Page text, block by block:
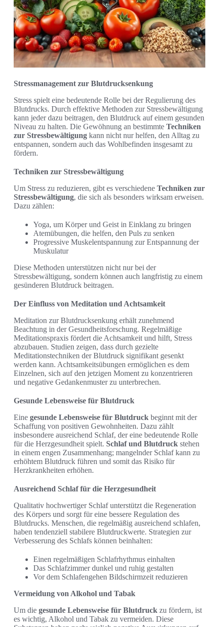
Stressmanagement zur Blutdrucksenkung
Stress spielt eine bedeutende Rolle bei der Regulierung des
Blutdrucks. Durch effektive Methoden zur Stressbewältigung
kann jeder dazu beitragen, den Blutdruck auf einem gesunden
Niveau zu halten. Die Gewöhnung an bestimmte Techniken
zur Stressbewältigung kann nicht nur helfen, den Alltag zu
entspannen, sondern auch das Wohlbefinden insgesamt zu
fördern.
Techniken zur Stressbewältigung
Um Stress zu reduzieren, gibt es verschiedene Techniken zur
Stressbewältigung, die sich als besonders wirksam erweisen.
Dazu zählen:
Yoga, um Körper und Geist in Einklang zu bringen
Atemübungen, die helfen, den Puls zu senken
Progressive Muskelentspannung zur Entspannung der
Muskulatur
Diese Methoden unterstützen nicht nur bei der
Stressbewältigung, sondern können auch langfristig zu einem
gesünderen Blutdruck beitragen.
Der Einfluss von Meditation und Achtsamkeit
Meditation zur Blutdrucksenkung erhält zunehmend
Beachtung in der Gesundheitsforschung. Regelmäßige
Meditationspraxis fördert die Achtsamkeit und hilft, Stress
abzubauen. Studien zeigen, dass durch gezielte
Meditationstechniken der Blutdruck signifikant gesenkt
werden kann. Achtsamkeitsübungen ermöglichen es dem
Einzelnen, sich auf den jetzigen Moment zu konzentrieren
und negative Gedankenmuster zu unterbrechen.
Gesunde Lebensweise für Blutdruck
Eine gesunde Lebensweise für Blutdruck beginnt mit der
Schaffung von positiven Gewohnheiten. Dazu zählt
insbesondere ausreichend Schlaf, der eine bedeutende Rolle
für die Herzgesundheit spielt. Schlaf und Blutdruck stehen
in einem engen Zusammenhang; mangelnder Schlaf kann zu
erhöhtem Blutdruck führen und somit das Risiko für
Herzkrankheiten erhöhen.
Ausreichend Schlaf für die Herzgesundheit
Qualitativ hochwertiger Schlaf unterstützt die Regeneration
des Körpers und sorgt für eine bessere Regulation des
Blutdrucks. Menschen, die regelmäßig ausreichend schlafen,
haben tendenziell stabilere Blutdruckwerte. Strategien zur
Verbesserung des Schlafs können beinhalten:
Einen regelmäßigen Schlafrhythmus einhalten
Das Schlafzimmer dunkel und ruhig gestalten
Vor dem Schlafengehen Bildschirmzeit reduzieren
Vermeidung von Alkohol und Tabak
Um die gesunde Lebensweise für Blutdruck zu fördern, ist
es wichtig, Alkohol und Tabak zu vermeiden. Diese